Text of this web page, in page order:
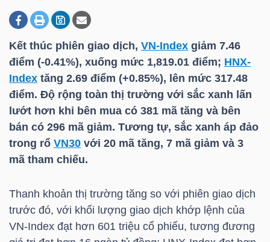
Kết thúc phiên giao dịch, VN-Index giảm 7.46
điểm (-0.41%), xuống mức 1,819.01 điểm; HNX-
Index tăng 2.69 điểm (+0.85%), lên mức 317.48
điểm. Độ rộng toàn thị trường với sắc xanh lấn
lướt hơn khi bên mua có 381 mã tăng và bên
bán có 296 mã giảm. Tương tự, sắc xanh áp đảo
trong rổ VN30 với 20 mã tăng, 7 mã giảm và 3
mã tham chiếu.
Thanh khoản thị trường tăng so với phiên giao dịch
trước đó, với khối lượng giao dịch khớp lệnh của
VN-Index đạt hơn 601 triệu cổ phiếu, tương đương
DOANH
NGHIỆP
BẤT
ĐỘNG
SẢN
TÀI
CHÍNH